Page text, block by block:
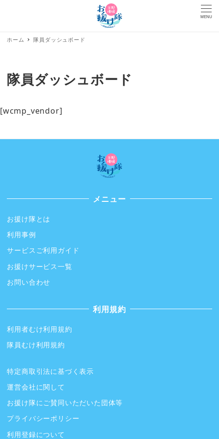
MENU
ホーム 隊員ダッシュボード
隊員ダッシュボード
[wcmp_vendor]
メニュー
お援け隊とは
利用事例
サービスご利用ガイド
お援けサービス一覧
お問い合わせ
利用規約
利用者むけ利用規約
隊員むけ利用規約
特定商取引法に基づく表示
運営会社に関して
お援け隊にご賛同いただいた団体等
プライバシーポリシー
利用登録について